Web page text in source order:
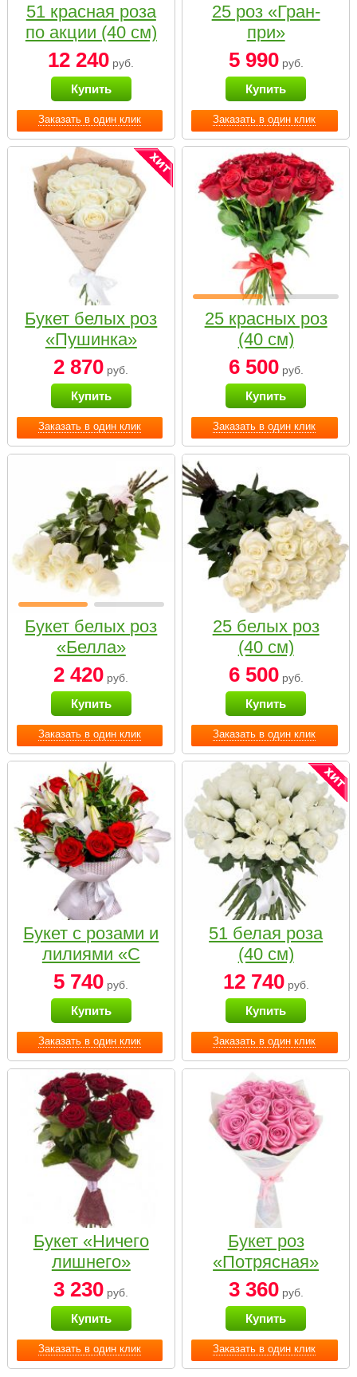
Заказать в один клик
51 красная роза
по акции (40 см)
12 240 руб.
Купить
Заказать в один клик
25 роз «Гран-
при»
5 990руб.
Купить
Заказать в один клик
Букет белых роз
«Пушинка»
2 870 руб.
Купить
Заказать в один клик
25 красных роз
(40 см)
6 500руб.
Купить
Заказать в один клик
Букет белых роз
«Белла»
2 420 руб.
Купить
Заказать в один клик
25 белых роз
(40 см)
6 500руб.
Купить
Заказать в один клик
Букет с розами и
лилиями «С
наилучшими
пожеланиями»
5 740 руб.
Купить
Заказать в один клик
51 белая роза
(40 см)
12 740руб.
Купить
Заказать в один клик
Букет «Ничего
лишнего»
3 230 руб.
Купить
Заказать в один клик
Букет роз
«Потрясная»
3 360руб.
Купить